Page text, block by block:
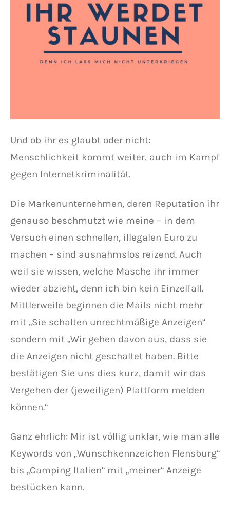
Und ob ihr es glaubt oder nicht:
Menschlichkeit kommt weiter, auch im Kampf
gegen Internetkriminalität.
Die Markenunternehmen, deren Reputation ihr
genauso beschmutzt wie meine – in dem
Versuch einen schnellen, illegalen Euro zu
machen – sind ausnahmslos reizend. Auch
weil sie wissen, welche Masche ihr immer
wieder abzieht, denn ich bin kein Einzelfall.
Mittlerweile beginnen die Mails nicht mehr
mit „Sie schalten unrechtmäßige Anzeigen“
sondern mit „Wir gehen davon aus, dass sie
die Anzeigen nicht geschaltet haben. Bitte
bestätigen Sie uns dies kurz, damit wir das
Vergehen der (jeweiligen) Plattform melden
können.“
Ganz ehrlich: Mir ist völlig unklar, wie man alle
Keywords von „Wunschkennzeichen Flensburg“
bis „Camping Italien“ mit „meiner“ Anzeige
bestücken kann.